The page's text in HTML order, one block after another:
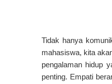
Tidak hanya
mahasiswa, kita
pengalaman hidup
penting. Empati